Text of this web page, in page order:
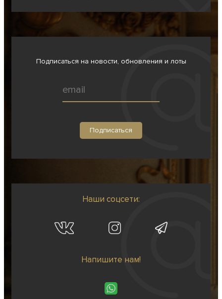
Подписаться на новости, обновления и лоты
Наши соцсети:
Напишите нам!